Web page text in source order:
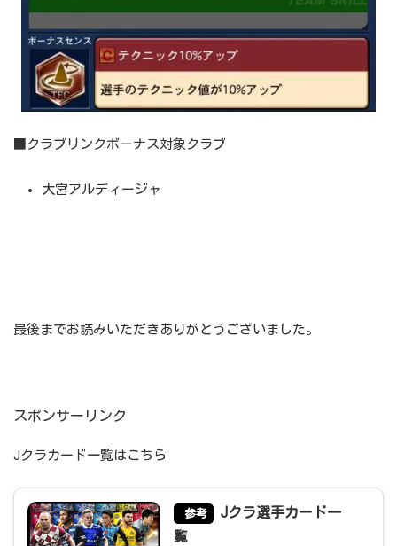
■クラブリンクボーナス対象クラブ
大宮アルディージャ
最後までお読みいただきありがとうございました。
スポンサーリンク
Jクラカード一覧はこちら
参考
Jクラ選手カード一
覧